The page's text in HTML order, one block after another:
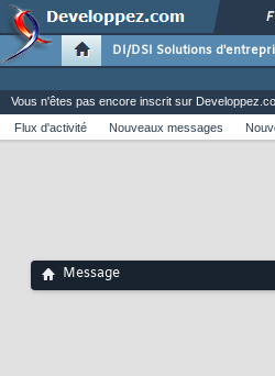
DI/DSI Solutions
Vous n'êtes pas encore inscrit sur
Flux d'activité
Nouveaux messages
Message